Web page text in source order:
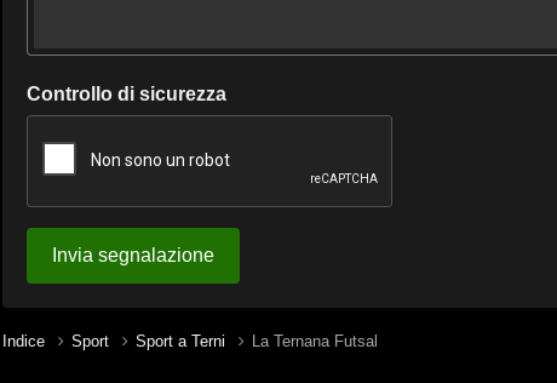
Controllo di sicurezza
Invia segnalazione
Indice Sport Sport a Terni La Ternana Futsal